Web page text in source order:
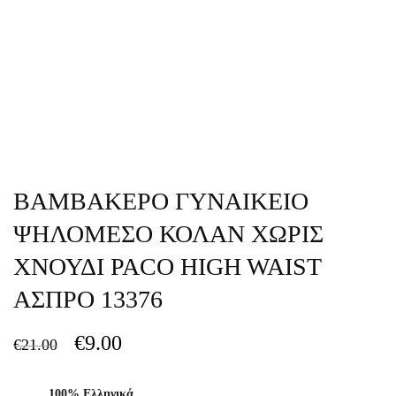
ΒΑΜΒΑΚΕΡΟ ΓΥΝΑΙΚΕΙΟ
ΨΗΛΟΜΕΣΟ ΚΟΛΑΝ ΧΩΡΙΣ
ΧΝΟΥΔΙ PACO HIGH WAIST
ΑΣΠΡΟ 13376
€21.00 €9.00